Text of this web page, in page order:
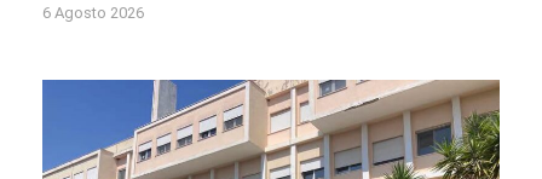
6 Agosto 2026